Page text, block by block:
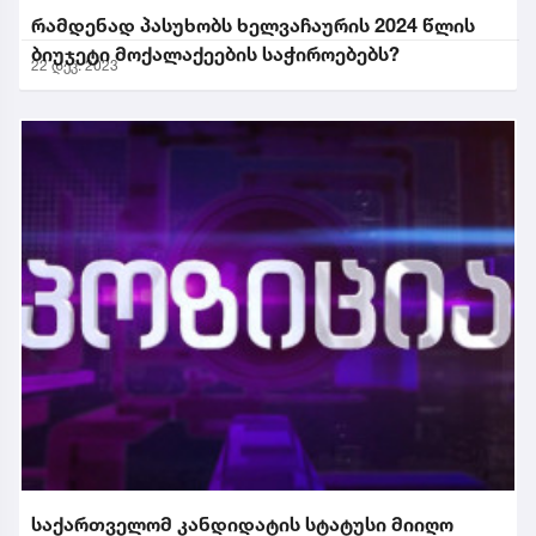
რამდენად პასუხობს ხელვაჩაურის 2024 წლის
ბიუჯეტი მოქალაქეების საჭიროებებს?
22 დეკ. 2023
საქართველომ კანდიდატის სტატუსი მიიღო